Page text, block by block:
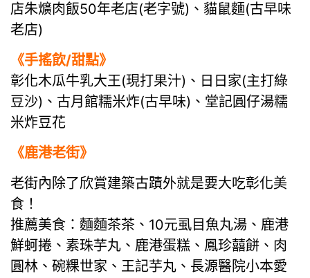
店朱爌肉飯50年老店(老字號)、貓鼠麵(古早味
老店)
《手搖飲/甜點》
彰化木瓜牛乳大王(現打果汁)、日日家(主打綠
豆沙)、古月館糯米炸(古早味)、堂記圓仔湯糯
米炸豆花
《鹿港老街》
老街內除了欣賞建築古蹟外就是要大吃彰化美
食！
推薦美食：麵麵茶茶、10元虱目魚丸湯、鹿港
鮮蚵捲、素珠芋丸、鹿港蛋糕、鳳珍囍餅、肉
圓林、碗粿世家、王記芋丸、長源醫院小本愛